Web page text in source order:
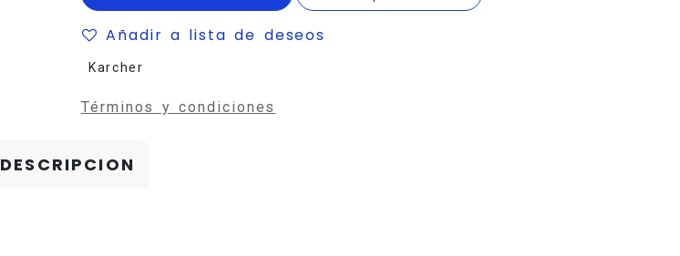
Añadir a lista de deseos
Karcher
Términos y condiciones
DESCRIPCION